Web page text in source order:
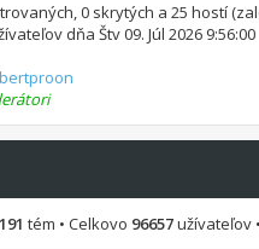
0 skrytých a 25 hostí
dňa Štv 09. Júl 2026 9:56:00
tém • Celkovo 96657užívateľov